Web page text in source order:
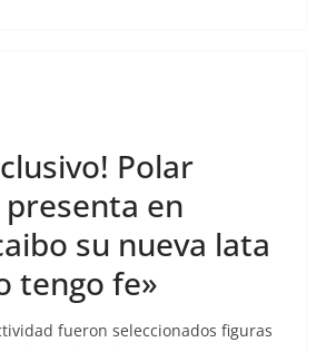
Polar
presenta en
su nueva lata
tengo fe»
fueron seleccionados figuras